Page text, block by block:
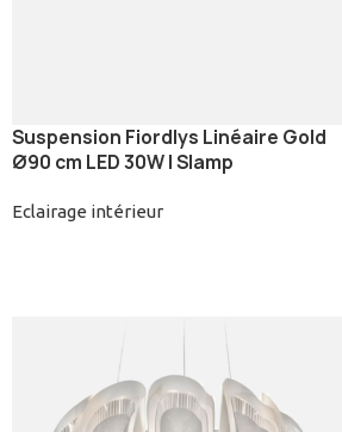
Suspension Fiordlys Linéaire Gold
Ø90 cm LED 30W | Slamp
Eclairage intérieur